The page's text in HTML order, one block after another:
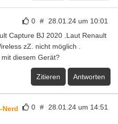
0 # 28.01.24 um 10:01
Capture BJ 2020 .Laut Renault
zZ. nicht möglich .
diesem Gerät?
Zitieren Antworten
0 # 28.01.24 um 14:51
Nerd